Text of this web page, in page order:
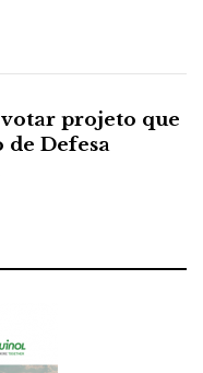
projeto que
de Defesa